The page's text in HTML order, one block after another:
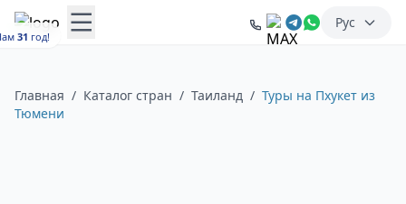
31 год!
Рус
Главная / Каталог стран / Таиланд / Туры на Пхукет из
Тюмени